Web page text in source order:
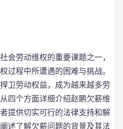
会劳动维权的重要课题之一，
过程中所遭遇的困难与挑战。
卫劳动权益，成为越来越多劳
四个方面详细介绍赵鹏欠薪维
提供切实可行的法律支持和解
述了解欠薪问题的背景及其法